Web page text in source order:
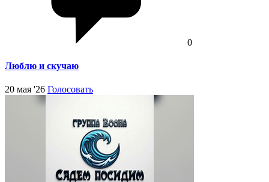
0
Люблю и скучаю
20 мая '26 Голосовать